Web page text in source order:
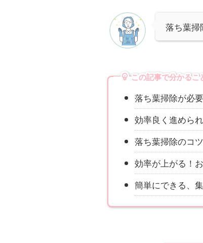
落ち葉掃
この記事で分かるこ
落ち葉掃除が必
効率良く進めら
落ち葉掃除のコツ
効率が上がる！
簡単にできる、